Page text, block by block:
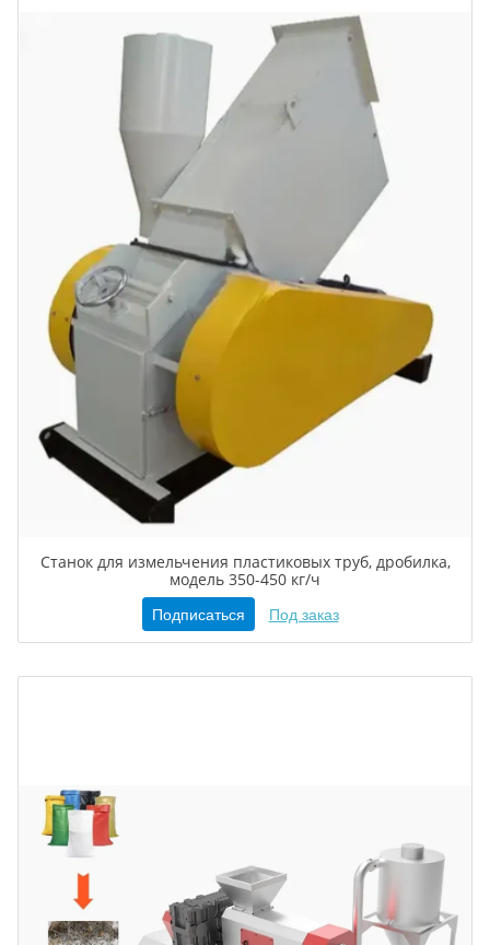
Станок для измельчения пластиковых труб, дробилка,
модель 350-450 кг/ч
Подписаться Под заказ